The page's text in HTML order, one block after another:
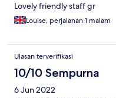
Lovely friendly staff gr
Louise, perjalanan 1 malam
Ulasan terverifikasi
10/10 Sempurna
6 Jun 2022